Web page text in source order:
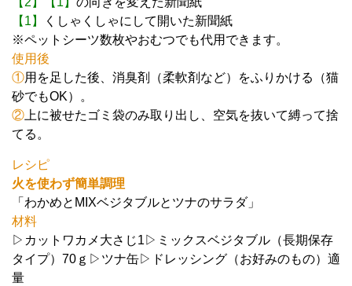
【1】
くしゃくしゃにして開いた新聞紙
※ペットシーツ数枚やおむつでも代用できます。
使用後
①用を足した後、消臭剤（柔軟剤など）をふりかける（猫
砂でもOK）。
② 上に被せたゴミ袋のみ取り出し、空気を抜いて縛って捨
てる。
レシピ
火を使わず簡単調理
「わかめとMIXベジタブルとツナのサラダ」
材料
▷カットワカメ大さじ1▷ミックスベジタブル（長期保存
タイプ）70ｇ▷ツナ缶▷ドレッシング（お好みのもの）適
量